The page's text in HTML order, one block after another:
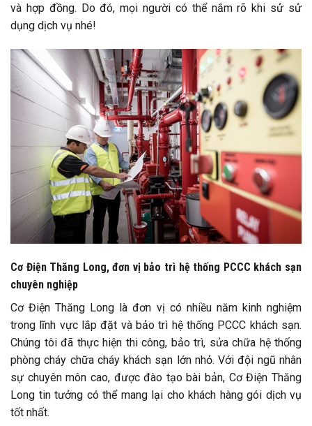
và hợp đồng. Do đó, mọi người có thể nắm rõ khi sử sử
dụng dịch vụ nhé!
Cơ Điện Thăng Long, đơn vị bảo trì hệ thống PCCC khách sạn
chuyên nghiệp
Cơ Điện Thăng Long là đơn vị có nhiều năm kinh nghiệm
trong lĩnh vực lắp đặt và bảo trì hệ thống PCCC khách sạn.
Chúng tôi đã thực hiện thi công, bảo trì, sửa chữa hệ thống
phòng cháy chữa cháy khách sạn lớn nhỏ. Với đội ngũ nhân
sự chuyên môn cao, được đào tạo bài bản, Cơ Điện Thăng
Long tin tưởng có thể mang lại cho khách hàng gói dịch vụ
tốt nhất.